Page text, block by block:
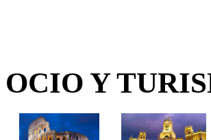
OCIO Y